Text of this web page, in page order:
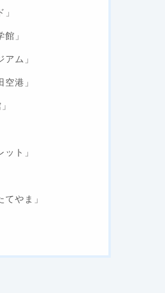
」
ム」
港」
ト」
やま」